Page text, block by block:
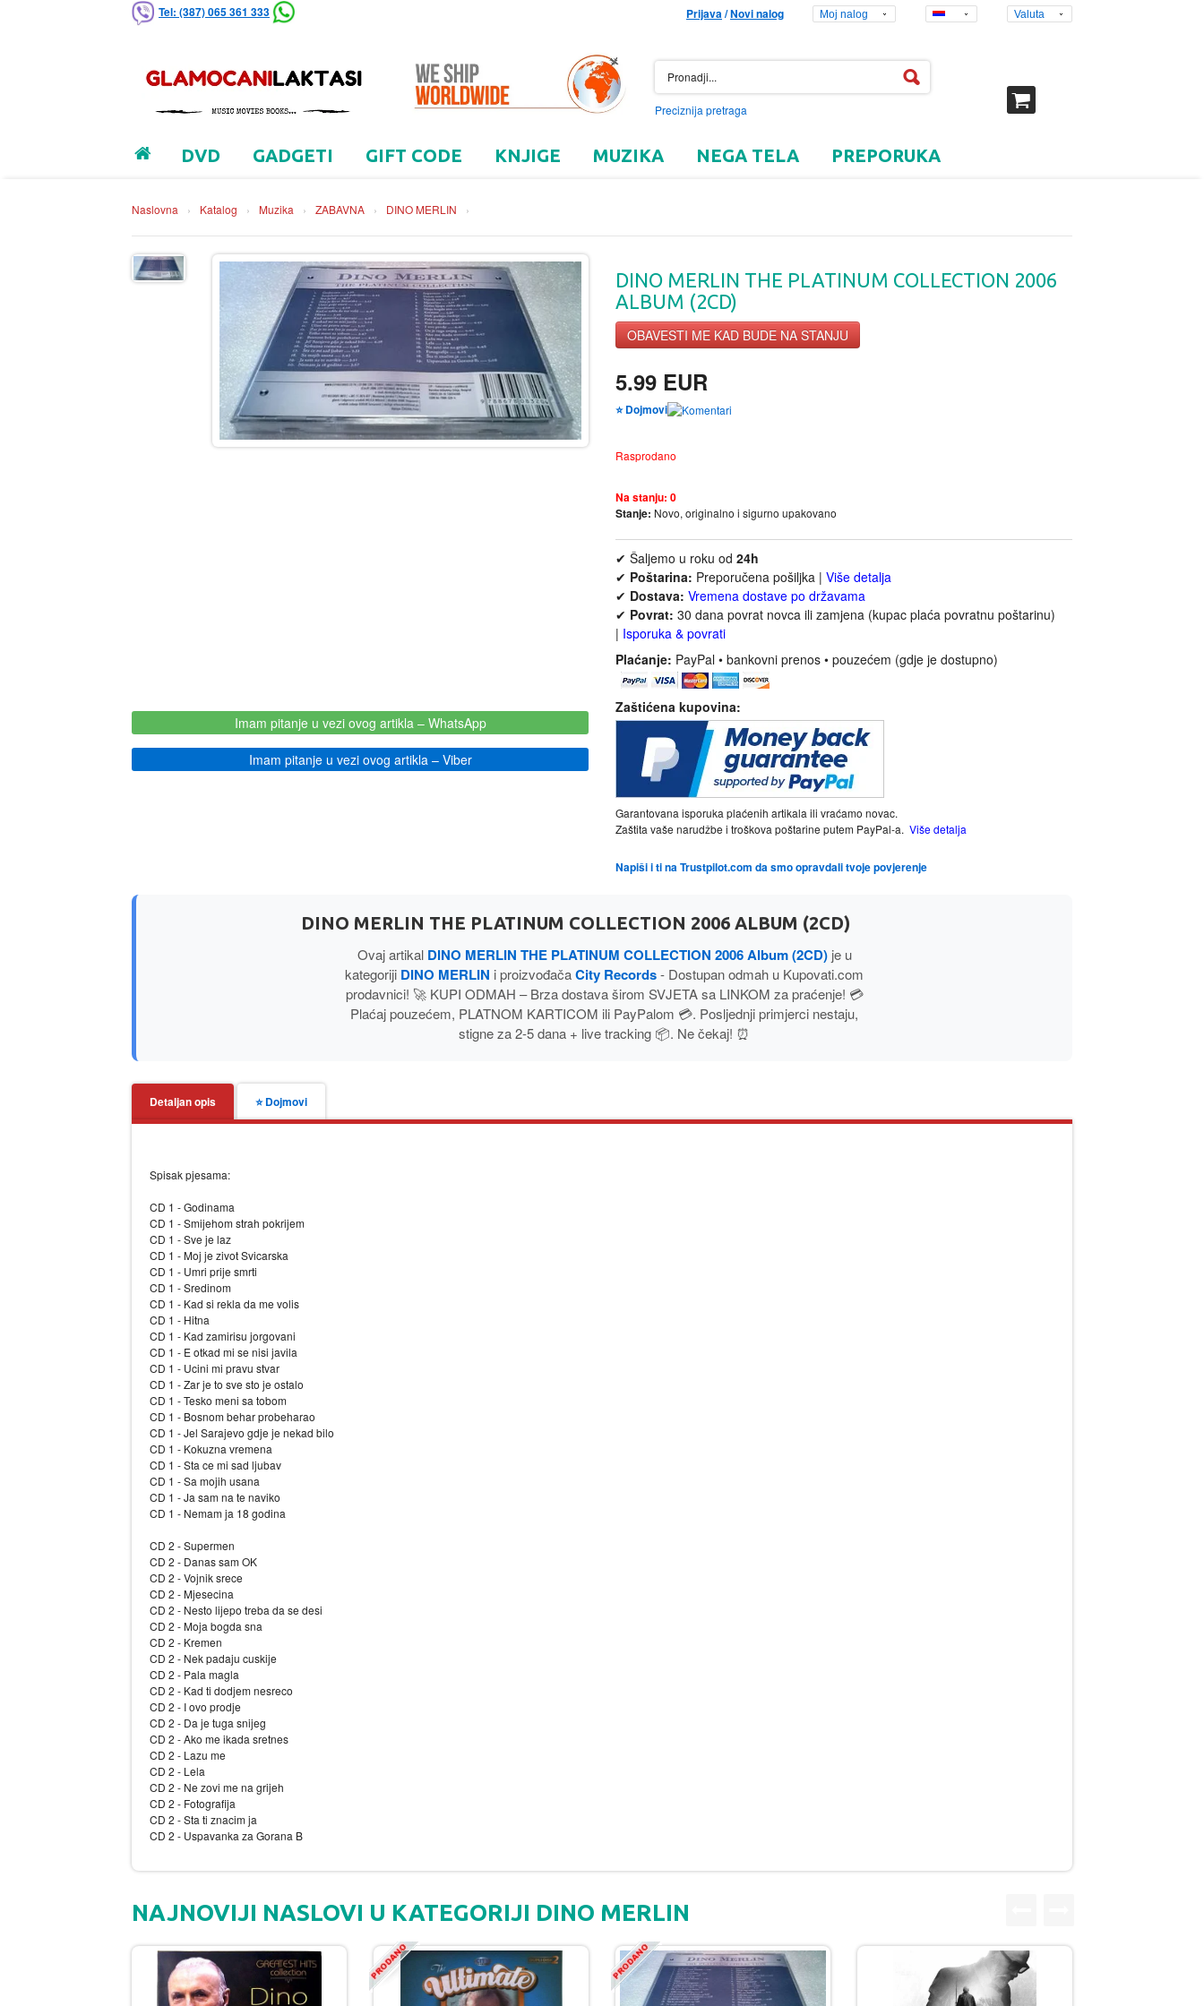
Tel: (387) 065 361 333 Prijava/Novi nalog Moj nalog Valuta
Preciznija pretraga
DVD GADGETI GIFT CODE KNJIGE MUZIKA NEGA TELA PREPORUKA
Naslovna › Katalog › Muzika › ZABAVNA › DINO MERLIN ›
Imam pitanje u vezi ovog artikla– WhatsApp
Imam pitanje u vezi ovog artikla– Viber
DINO MERLIN THE PLATINUM COLLECTION 2006
ALBUM (2CD)
OBAVESTI ME KAD BUDE NA STANJU
5.99 EUR
⭐ Dojmovi
Rasprodano
Na stanju: 0
Stanje: Novo, originalno i sigurno upakovano
✔ Šaljemo u roku od 24h
✔ Poštarina: Preporučena pošiljka | Više detalja
✔ Dostava: Vremena dostave po državama
✔ Povrat: 30 dana povrat novca ili zamjena (kupac plaća povratnu poštarinu)
| Isporuka & povrati
Plaćanje: PayPal • bankovni prenos • pouzećem (gdje je dostupno)
Zaštićena kupovina:
Garantovana isporuka plaćenih artikala ili vraćamo novac.
Zaštita vaše narudžbe i troškova poštarine putem PayPal-a. Više detalja
Napiši i ti na Trustpilot.com da smo opravdali tvoje povjerenje
DINO MERLIN THE PLATINUM COLLECTION 2006 ALBUM (2CD)
Ovaj artikal DINO MERLIN THE PLATINUM COLLECTION 2006 Album (2CD)je u
kategoriji DINO MERLIN i proizvođačaCity Records- Dostupan odmah u Kupovati.com
prodavnici! 🚀 KUPI ODMAH – Brza dostava širom SVJETA sa LINKOM za praćenje! 💳
Plaćaj pouzećem, PLATNOM KARTICOM ili PayPalom 💳. Posljednji primjerci nestaju,
stigne za 2-5 dana + live tracking 📦. Ne čekaj! ⏰
Detaljan opis ⭐ Dojmovi
Spisak pjesama:
CD 1 - Godinama
CD 1 - Smijehom strah pokrijem
CD 1 - Sve je laz
CD 1 - Moj je zivot Svicarska
CD 1 - Umri prije smrti
CD 1 - Sredinom
CD 1 - Kad si rekla da me volis
CD 1 - Hitna
CD 1 - Kad zamirisu jorgovani
CD 1 - E otkad mi se nisi javila
CD 1 - Ucini mi pravu stvar
CD 1 - Zar je to sve sto je ostalo
CD 1 - Tesko meni sa tobom
CD 1 - Bosnom behar probeharao
CD 1 - Jel Sarajevo gdje je nekad bilo
CD 1 - Kokuzna vremena
CD 1 - Sta ce mi sad ljubav
CD 1 - Sa mojih usana
CD 1 - Ja sam na te naviko
CD 1 - Nemam ja 18 godina
CD 2 - Supermen
CD 2 - Danas sam OK
CD 2 - Vojnik srece
CD 2 - Mjesecina
CD 2 - Nesto lijepo treba da se desi
CD 2 - Moja bogda sna
CD 2 - Kremen
CD 2 - Nek padaju cuskije
CD 2 - Pala magla
CD 2 - Kad ti dodjem nesreco
CD 2 - I ovo prodje
CD 2 - Da je tuga snijeg
CD 2 - Ako me ikada sretnes
CD 2 - Lazu me
CD 2 - Lela
CD 2 - Ne zovi me na grijeh
CD 2 - Fotografija
CD 2 - Sta ti znacim ja
CD 2 - Uspavanka za Gorana B
NAJNOVIJI NASLOVI U KATEGORIJI DINO MERLIN